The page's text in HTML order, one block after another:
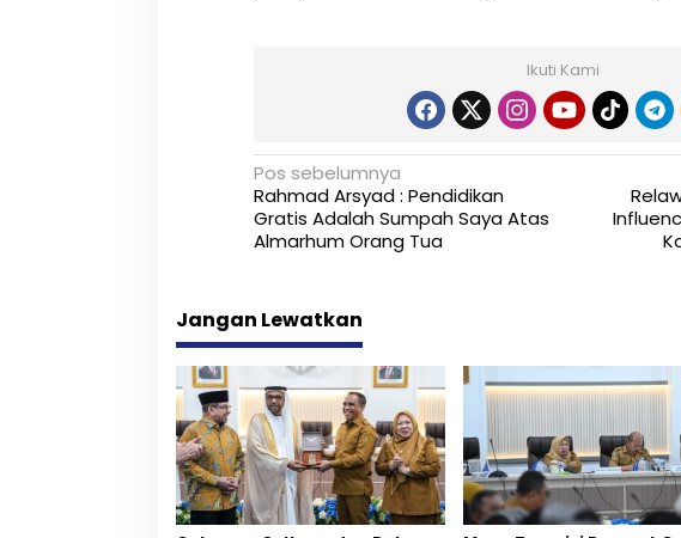
Ikuti Kami
N
a
v
g
a
s
i
p
Pos sebelumnya
Rahmad Arsyad : Pendidikan
Gratis Adalah Sumpah Saya Atas
Almarhum Orang Tua
Jangan Lewatkan